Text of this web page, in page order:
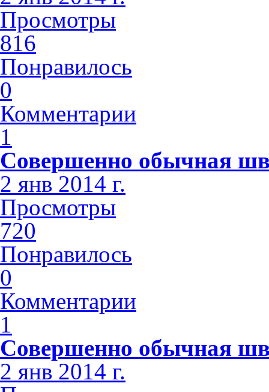
Просмотры
816
Понравилось
0
Комментарии
1
Совершенно обычная
2 янв 2014 г.
Просмотры
720
Понравилось
0
Комментарии
1
Совершенно обычная
2 янв 2014 г.